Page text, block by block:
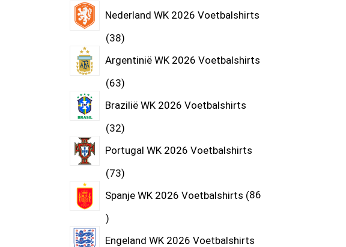
Nederland WK 2026 Voetbalshirts
38
Argentinië WK 2026 Voetbalshirts
63
Brazilië WK 2026 Voetbalshirts
32
Portugal WK 2026 Voetbalshirts
73
Spanje WK 2026 Voetbalshirts 86
Engeland WK 2026 Voetbalshirts